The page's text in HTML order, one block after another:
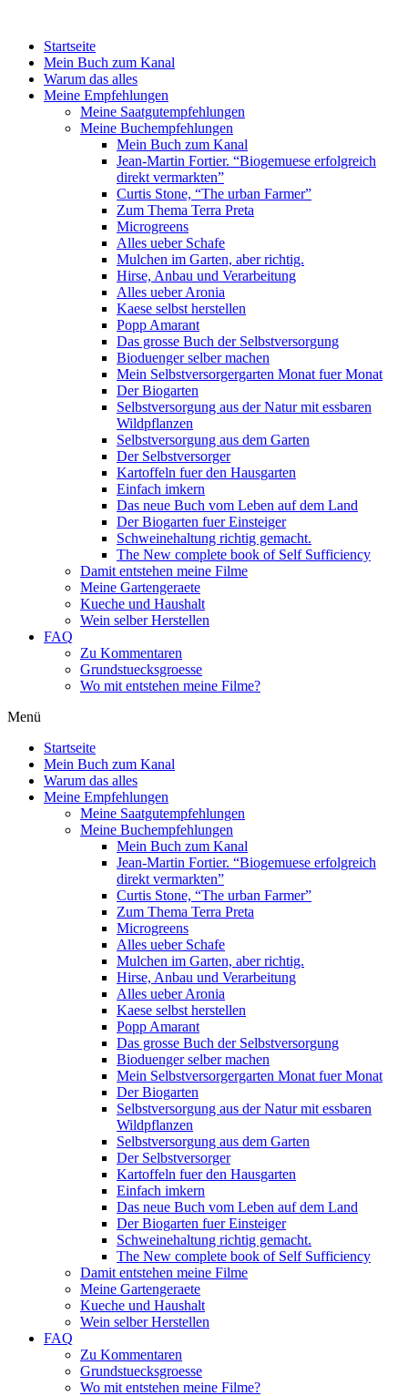
Startseite
Mein Buch zum Kanal
Warum das alles
Meine Empfehlungen
Meine Saatgutempfehlungen
Meine Buchempfehlungen
Mein Buch zum Kanal
Jean-Martin Fortier. “Biogemuese erfolgreich
direkt vermarkten”
Curtis Stone, “The urban Farmer”
Zum Thema Terra Preta
Microgreens
Alles ueber Schafe
Mulchen im Garten, aber richtig.
Hirse, Anbau und Verarbeitung
Alles ueber Aronia
Kaese selbst herstellen
Popp Amarant
Das grosse Buch der Selbstversorgung
Bioduenger selber machen
Mein Selbstversorgergarten Monat fuer Monat
Der Biogarten
Selbstversorgung aus der Natur mit essbaren
Wildpflanzen
Selbstversorgung aus dem Garten
Der Selbstversorger
Kartoffeln fuer den Hausgarten
Einfach imkern
Das neue Buch vom Leben auf dem Land
Der Biogarten fuer Einsteiger
Schweinehaltung richtig gemacht.
The New complete book of Self Sufficiency
Damit entstehen meine Filme
Meine Gartengeraete
Kueche und Haushalt
Wein selber Herstellen
FAQ
Zu Kommentaren
Grundstuecksgroesse
Wo mit entstehen meine Filme?
Menü
Startseite
Mein Buch zum Kanal
Warum das alles
Meine Empfehlungen
Meine Saatgutempfehlungen
Meine Buchempfehlungen
Mein Buch zum Kanal
Jean-Martin Fortier. “Biogemuese erfolgreich
direkt vermarkten”
Curtis Stone, “The urban Farmer”
Zum Thema Terra Preta
Microgreens
Alles ueber Schafe
Mulchen im Garten, aber richtig.
Hirse, Anbau und Verarbeitung
Alles ueber Aronia
Kaese selbst herstellen
Popp Amarant
Das grosse Buch der Selbstversorgung
Bioduenger selber machen
Mein Selbstversorgergarten Monat fuer Monat
Der Biogarten
Selbstversorgung aus der Natur mit essbaren
Wildpflanzen
Selbstversorgung aus dem Garten
Der Selbstversorger
Kartoffeln fuer den Hausgarten
Einfach imkern
Das neue Buch vom Leben auf dem Land
Der Biogarten fuer Einsteiger
Schweinehaltung richtig gemacht.
The New complete book of Self Sufficiency
Damit entstehen meine Filme
Meine Gartengeraete
Kueche und Haushalt
Wein selber Herstellen
FAQ
Zu Kommentaren
Grundstuecksgroesse
Wo mit entstehen meine Filme?